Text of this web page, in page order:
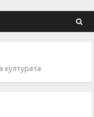
културата